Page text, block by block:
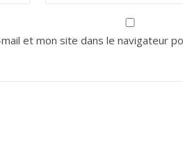
et mon site dans le navigateur